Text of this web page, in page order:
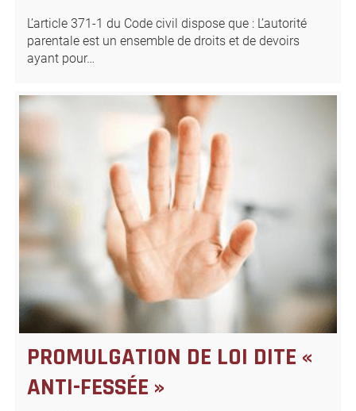
L’article 371-1 du Code civil dispose que : L’autorité
parentale est un ensemble de droits et de devoirs
ayant pour…
PROMULGATION DE LOI DITE «
ANTI-FESSÉE »